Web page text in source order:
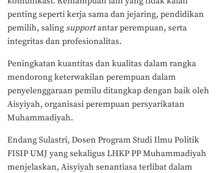
penting seperti kerja sama dan jejaring, pendidikan
pemilih, saling supportantar perempuan, serta
integritas dan profesionalitas.
Peningkatan kuantitas dan kualitas dalam rangka
mendorong keterwakilan perempuan dalam
penyelenggaraan pemilu ditangkap dengan baik oleh
Aisyiyah, organisasi perempuan persyarikatan
Muhammadiyah.
Endang Sulastri, Dosen Program Studi Ilmu Politik
FISIP UMJ yang sekaligus LHKP PP Muhammadiyah
menjelaskan, Aisyiyah senantiasa terlibat dalam